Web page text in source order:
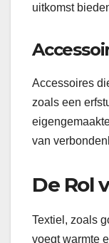
uitkomst
Accessoires
zoals een
van
De Rol
Textiel, zoals
voegt warmte